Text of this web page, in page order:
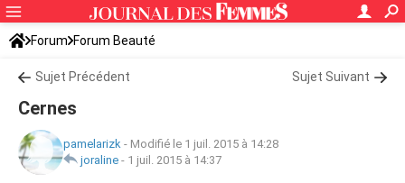
Forum Forum Beauté
Sujet Précédent Sujet Suivant
Cernes
pamelarizk - Modifié le 1 juil. 2015 à 14:28
joraline - 1 juil. 2015 à 14:37